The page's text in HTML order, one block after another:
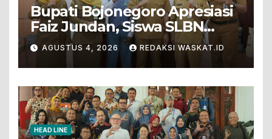
Bupati Bojonegoro Apresiasi
Faiz Jundan, Siswa SLBN
Gunungsari Baureno Masuk
LKS Diksus Tingkat Nasional
AGUSTUS 4, 2026 REDAKSI WASKAT.ID
HEAD LINE